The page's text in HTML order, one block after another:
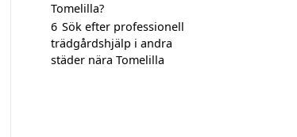
Tomelilla?
6 Sök efter professionell
trädgårdshjälp i andra
städer nära Tomelilla